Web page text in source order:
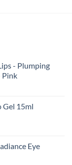
- Plumping
Pink
15ml
Eye